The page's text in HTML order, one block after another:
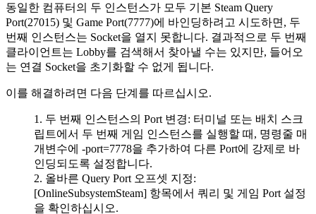
동일한 컴퓨터의 두 인스턴스가 모두 기본 Steam Query
Port(27015) 및 Game Port(7777)에 바인딩하려고 시도하면, 두
번째 인스턴스는 Socket을 열지 못합니다. 결과적으로 두 번째
클라이언트는 Lobby를 검색해서 찾아낼 수는 있지만, 들어오
는 연결 Socket을 초기화할 수 없게 됩니다.
이를 해결하려면 다음 단계를 따르십시오.
두 번째 인스턴스의 Port 변경: 터미널 또는 배치 스크
립트에서 두 번째 게임 인스턴스를 실행할 때, 명령줄 매
개변수에 -port=7778을 추가하여 다른 Port에 강제로 바
인딩되도록 설정합니다.
올바른 Query Port 오프셋 지정:
[OnlineSubsystemSteam] 항목에서 쿼리 및 게임 Port 설정
을 확인하십시오.